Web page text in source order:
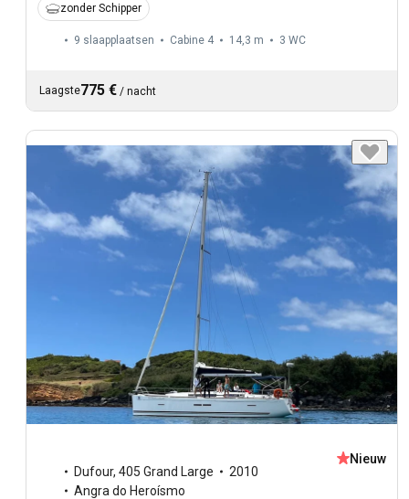
zonder Schipper
9 slaapplaatsen Cabine 4 14,3 m 3 WC
Laagste775 € / nacht
Dufour, 405 Grand Large
2010
Angra do Heroísmo
Nieuw